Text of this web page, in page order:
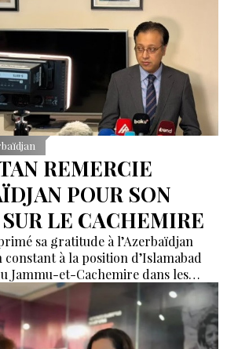
REMERCIE
POUR SON
LE CACHEMIRE
sa gratitude à l’Azerbaïdjan
à la position d’Islamabad
Jammu-et-Cachemire dans les